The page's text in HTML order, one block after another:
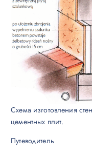
Схема изготовления
цементных плит.
Путеводитель